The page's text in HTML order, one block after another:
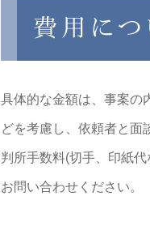
費用につ
具体的な金額は、事案の
どを考慮し、依頼者と面
判所手数料(切手、印紙
お問い合わせください。